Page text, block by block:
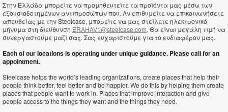
Στην Ελλάδα μπορείτε να προμηθευτείτε τα προϊόντα μας μέσω των
εξουσιοδοτημένων αντιπροσώπων που. Αν επιθυμείτε να επικοινωνήσετε
απευθείας με την Steelcase, μπορείτε να μας στείλετε ηλεκτρονικό
μήνυμα στη διεύθυνση ERAHAV1@steelcase.com. Θα είναι μεγάλη τιμή να
συνεργαστούμε μαζί σας. Σας ευχαριστούμε για το ενδιαφέρον μας.
Each of our locations is operating under unique guidance. Please call for an
appointment.
Steelcase helps the world’s leading organizations, create places that help their
people think better, feel better and be happier. We do this by helping them create
places that people want to work in. Places that improve interaction and give
people access to the things they want and the things they need.